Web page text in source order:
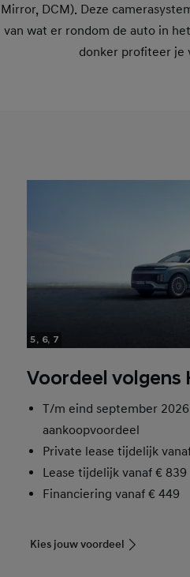
Mirror, DCM). Deze
van wat er rondom de auto in
donker profiteer je
5, 6, 7
Voordeel volgens
T/m eind september
aankoopvoordeel
Private lease tijdelijk
Lease tijdelijk vanaf € 839
Financiering vanaf € 449
Kies jouw voordeel